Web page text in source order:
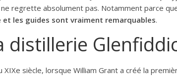
regrette absolument pas. Notamment parce
les guides sont vraiment remarquables.
distillerie
XIXe siècle, lorsque William Grant a créé la